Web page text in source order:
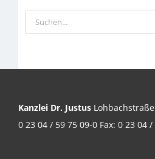
Suche
nach:
Kanzlei Dr. Justus
0 23 04 / 59 75 09-0 Fax: 0 23 04